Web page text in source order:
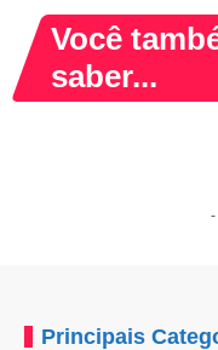
Você
saber...
Principais